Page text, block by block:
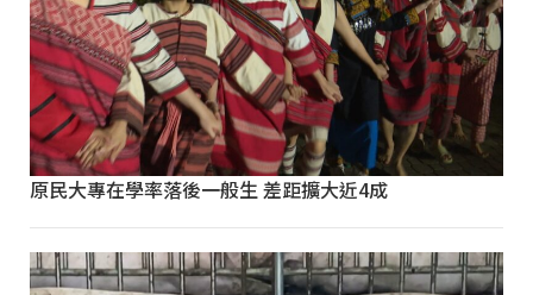
原民大專在學率落後一般生 差距擴大近4成